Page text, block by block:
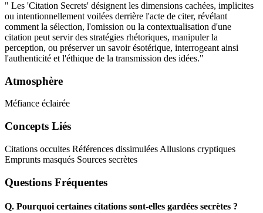
" Les 'Citation Secrets' désignent les dimensions cachées, implicites
ou intentionnellement voilées derrière l'acte de citer, révélant
comment la sélection, l'omission ou la contextualisation d'une
citation peut servir des stratégies rhétoriques, manipuler la
perception, ou préserver un savoir ésotérique, interrogeant ainsi
l'authenticité et l'éthique de la transmission des idées."
Atmosphère
Méfiance éclairée
Concepts Liés
Citations occultes Références dissimulées Allusions cryptiques
Emprunts masqués Sources secrètes
Questions Fréquentes
Q. Pourquoi certaines citations sont-elles gardées secrètes ?